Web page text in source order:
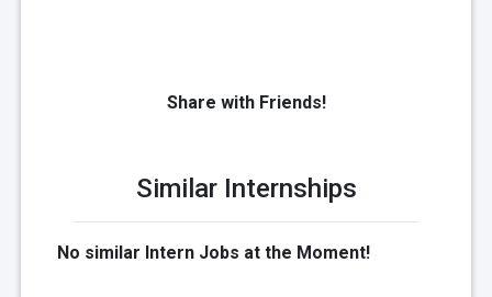
Share with Friends!
Similar Internships
No similar Intern Jobs at the Moment!